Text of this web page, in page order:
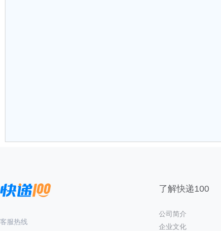
客服热线
了解快递100
公司简介
企业文化